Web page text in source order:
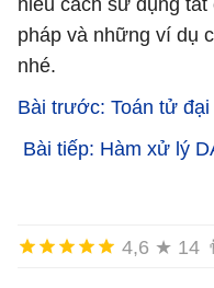
pháp và những ví dụ
nhé.
Bài trước: Toán tử
Bài tiếp: Hàm xử lý
4,6 ★ 14